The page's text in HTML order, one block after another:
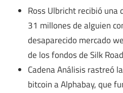
Ross Ulbricht recibió una
31 millones de alguien
desaparecido mercado
de los fondos de Silk Road
Cadena Análisis rastreó
bitcoin a Alphabay, que